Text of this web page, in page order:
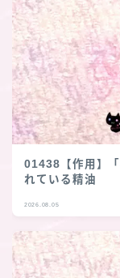
01438【作用】
れている精油
2026.08.05